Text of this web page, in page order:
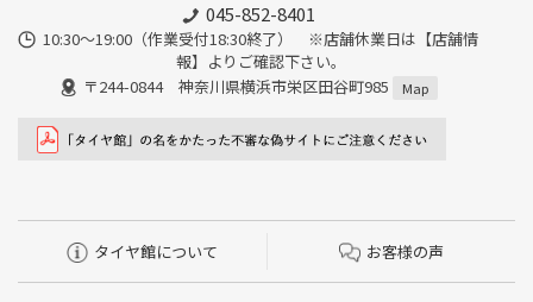
045-852-8401
10:30～19:00（作業受付18:30終了） ※店舗休業日は【店舗情
報】よりご確認下さい。
〒244-0844 神奈川県横浜市栄区田谷町985
Map
タイヤ館について お客様の声